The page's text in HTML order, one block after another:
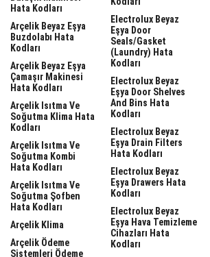
Hata Kodları
Arçelik Beyaz Eşya
Buzdolabı Hata
Kodları
Arçelik Beyaz Eşya
Çamaşır Makinesi
Hata Kodları
Arçelik Isıtma Ve
Soğutma Klima Hata
Kodları
Arçelik Isıtma Ve
Soğutma Kombi
Hata Kodları
Arçelik Isıtma Ve
Soğutma Şofben
Hata Kodları
Arçelik Klima
Arçelik Ödeme
Sistemleri Ödeme
Electrolux Beyaz
Eşya Door
Seals/gasket
(laundry) Hata
Kodları
Electrolux Beyaz
Eşya Door Shelves
And Bins Hata
Kodları
Electrolux Beyaz
Eşya Drain Filters
Hata Kodları
Electrolux Beyaz
Eşya Drawers Hata
Kodları
Electrolux Beyaz
Eşya Hava Temizleme
Cihazları Hata
Kodları